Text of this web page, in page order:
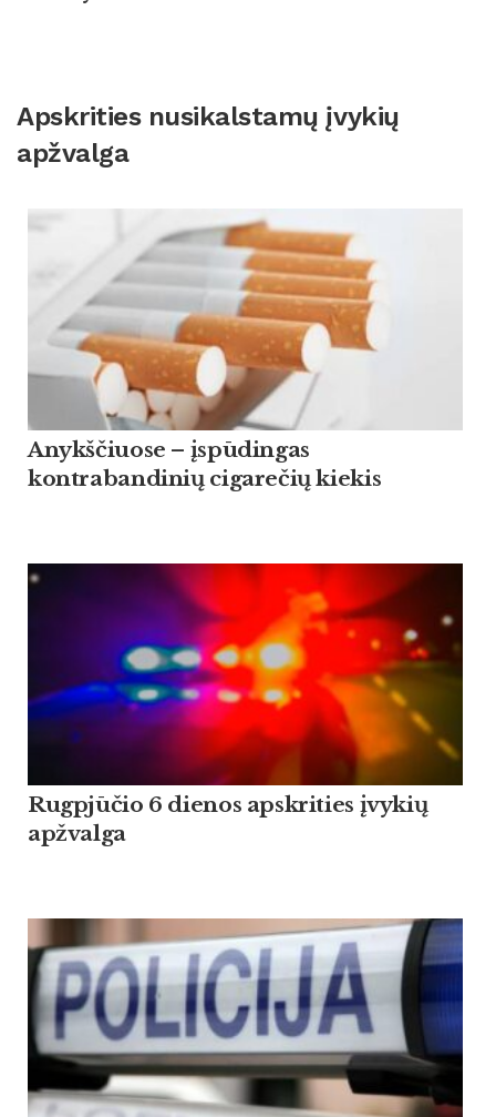
Apskrities nusikalstamų įvykių
apžvalga
Anykščiuose – įspūdingas
kontrabandinių cigarečių kiekis
Rugpjūčio 6 dienos apskrities įvykių
apžvalga